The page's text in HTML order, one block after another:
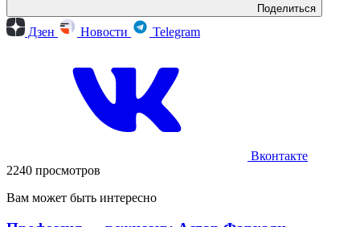
Поделиться
Дзен Новости Telegram
Вконтакте
2240 просмотров
Вам может быть интересно